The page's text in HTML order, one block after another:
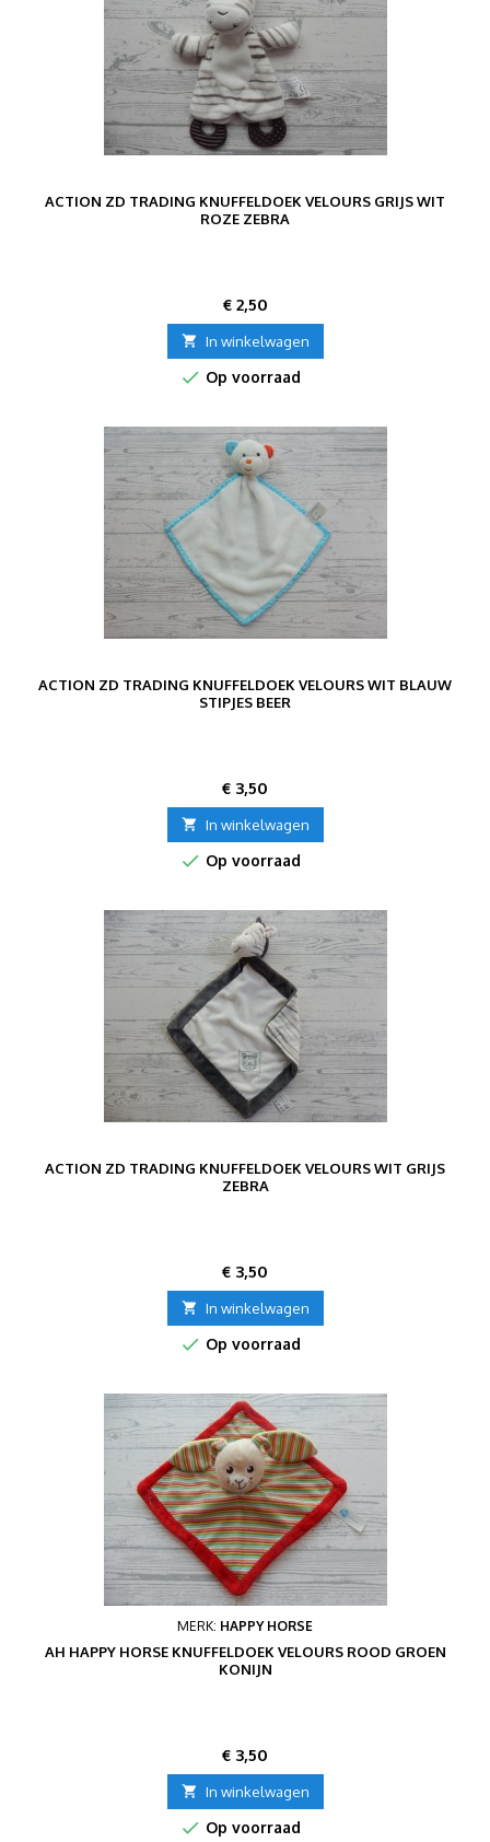
ACTION ZD TRADING KNUFFELDOEK VELOURS GRIJS WIT
ROZE ZEBRA
Prijs
€ 2,50
 In winkelwagen
 Op voorraad
ACTION ZD TRADING KNUFFELDOEK VELOURS WIT BLAUW
STIPJES BEER
Prijs
€ 3,50
 In winkelwagen
 Op voorraad
ACTION ZD TRADING KNUFFELDOEK VELOURS WIT GRIJS
ZEBRA
Prijs
€ 3,50
 In winkelwagen
 Op voorraad
MERK: HAPPY HORSE
AH HAPPY HORSE KNUFFELDOEK VELOURS ROOD GROEN
KONIJN
Prijs
€ 3,50
 In winkelwagen
 Op voorraad